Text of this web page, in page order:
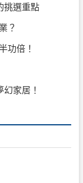
挑選重點
？
功倍！
家居！